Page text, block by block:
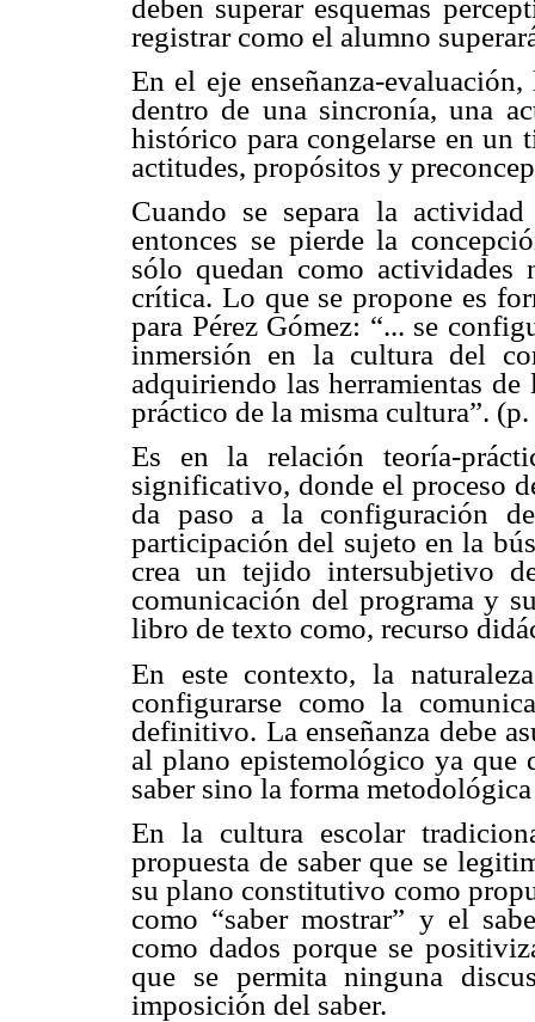
deben superar esquemas
registrar como el alumno
En el eje enseñanza-
dentro de una sincronía, una
histórico para congelarse en un
actitudes, propósitos y
Cuando se separa la
entonces se pierde la
sólo quedan como actividades
crítica. Lo que se propone es
para Pérez Gómez: “... se
inmersión en la cultura del
adquiriendo las herramientas
práctico de la misma cultura”.
Es en la relación teoría-
significativo, donde el proceso
da paso a la configuración
participación del sujeto en la
crea un tejido intersubjetivo
comunicación del programa y
libro de texto como, recurso
En este contexto, la
configurarse como la
definitivo. La enseñanza debe
al plano epistemológico ya que
saber sino la forma
En la cultura escolar
propuesta de saber que se
su plano constitutivo como
como “saber mostrar” y el
como dados porque se
que se permita ninguna
imposición del saber.